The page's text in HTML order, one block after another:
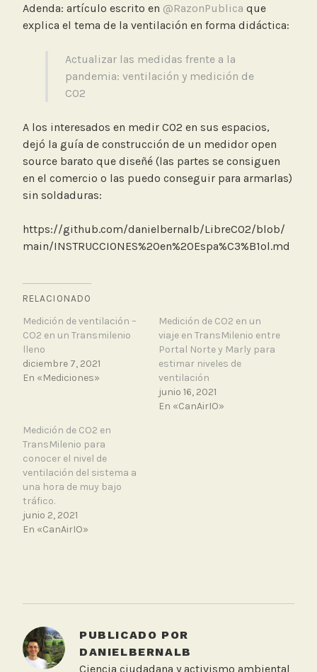
Adenda: artículo escrito en @RazonPublica que
explica el tema de la ventilación en forma didáctica:
Actualizar las medidas frente a la
pandemia: ventilación y medición de
CO2
A los interesados en medir CO2 en sus espacios,
dejó la guía de construcción de un medidor open
source barato que diseñé (las partes se consiguen
en el comercio o las puedo conseguir para armarlas)
sin soldaduras:
https://github.com/danielbernalb/LibreCO2/blob/
main/INSTRUCCIONES%20en%20Espa%C3%B1ol.md
RELACIONADO
Medición de ventilación –
CO2 en un Transmilenio
lleno
diciembre 7, 2021
En «Mediciones»
Medición de CO2 en un
viaje en TransMilenio entre
Portal Norte y Marly para
estimar niveles de
ventilación
junio 16, 2021
En «CanAirIO»
Medición de CO2 en
TransMilenio para
conocer el nivel de
ventilación del sistema a
una hora de muy bajo
tráfico.
junio 2, 2021
En «CanAirIO»
e
d
PUBLICADO POR
DANIELBERNALB
Ciencia ciudadana y activismo ambiental